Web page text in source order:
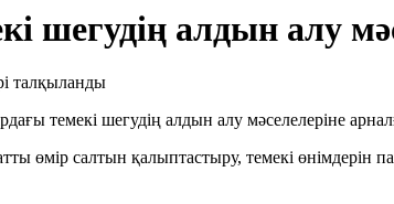
шегудің алдын алу
темекі шегудің алдын алу мәселелеріне
өмір салтын қалыптастыру, темекі